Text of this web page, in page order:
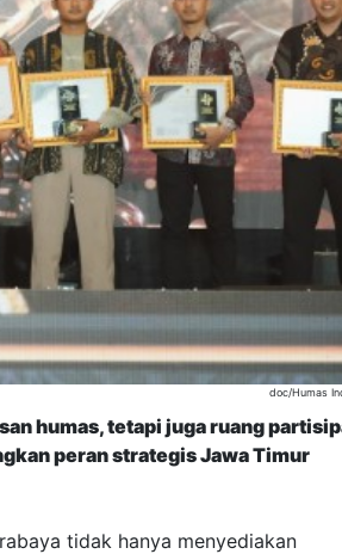
doc/Humas
humas, tetapi juga ruang
peran strategis Jawa Timur
tidak hanya menyediakan